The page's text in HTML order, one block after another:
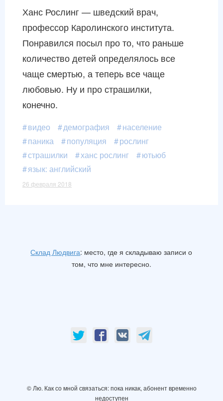
Ханс Рослинг — шведский врач,
профессор Каролинского института.
Понравился посыл про то, что раньше
количество детей определялось все
чаще смертью, а теперь все чаще
любовью. Ну и про страшилки,
конечно.
видео демография
население
паника
популяция
рослинг
страшилки
ханс рослинг
ютьюб
язык: английский
26 февраля 2018
Склад Людвига: место, где я складываю записи о
том, что мне интересно.
© Лю. Как со мной связаться: пока никак, абонент временно
недоступен